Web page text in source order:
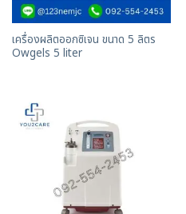
เครื่องผลิตออกซิเจน ขนาด 5 ลิตร
Owgels 5 liter